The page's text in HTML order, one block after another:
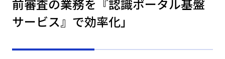
前審査の業務を『認識ポータル基盤
サービス』で効率化」